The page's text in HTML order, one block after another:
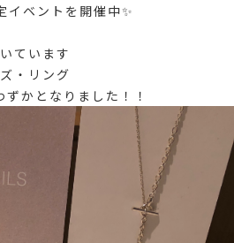
ベントを開催中✨
ています
・リング
かとなりました！！